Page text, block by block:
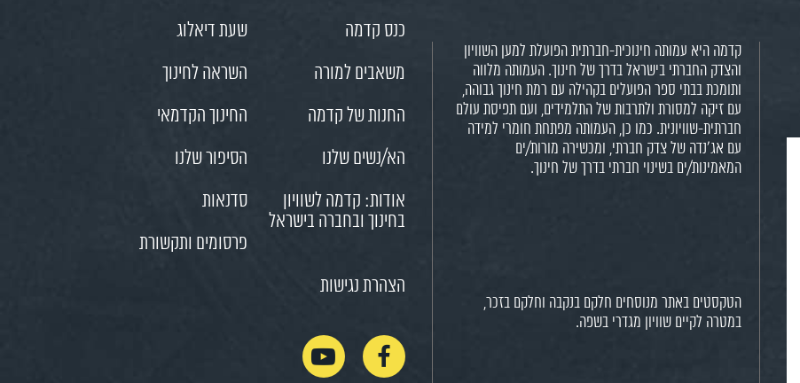
קדמה היא עמותה חינוכית-חברתית הפועלת למען השוויון
והצדק החברתי בישראל בדרך של חינוך. העמותה מלווה
ותומכת בבתי ספר הפועלים בקהילה עם רמת חינוך גבוהה,
עם זיקה למסורת ולתרבות של התלמידים, ועם תפיסת עולם
חברתית-שוויונית. כמו כן, העמותה מפתחת חומרי למידה
עם אג'נדה של צדק חברתי, ומכשירה מורות/ים
המאמינות/ים בשינוי חברתי בדרך של חינוך.
הטקסטים באתר מנוסחים חלקם בנקבה וחלקם בזכר,
במטרה לקיים שוויון מגדרי בשפה.
כנס קדמה
שעת דיאלוג
משאבים למורה
השראה לחינוך
החנות של קדמה
החינוך הקדמאי
הא/נשים שלנו
הסיפור שלנו
אודות: קדמה לשוויון
בחינוך ובחברה בישראל
סדנאות
פרסומים ותקשורת
הצהרת נגישות